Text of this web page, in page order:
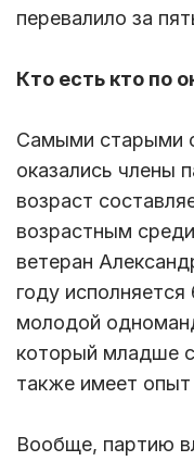
перевалило за
Кто есть кто по
Самыми старыми
оказались члены
возраст
возрастным
ветеран
году
молодой
который младше
также имеет
Вообще, партию